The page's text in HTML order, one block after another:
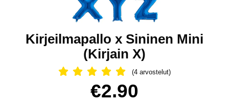
Kirjeilmapallo x Sininen Mini
(Kirjain X)
Arvostelu: 5 Tähdet, Ohita kaikki
(4 arvostelut)
hinta
€2.90